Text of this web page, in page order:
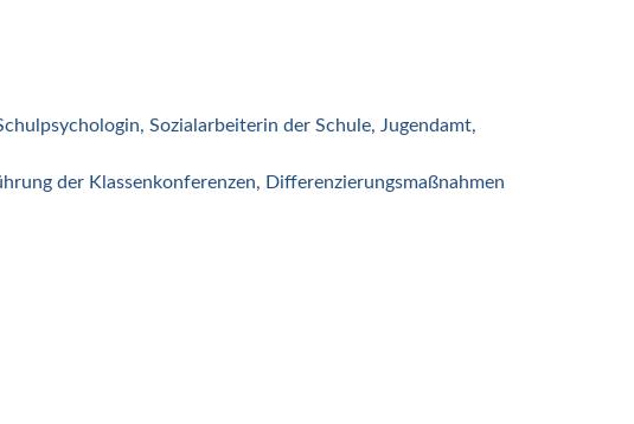
Sozialarbeiterin der Schule, Jugendamt,
der Klassenkonferenzen, Differenzierungsmaßnahmen